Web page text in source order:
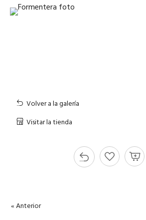
Volver a la galería
Visitar la tienda
« Anterior